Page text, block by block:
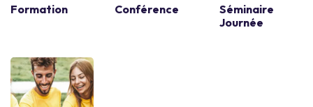
Formation Conférence
Séminaire
Journée